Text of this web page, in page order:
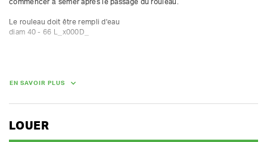
commencer à semer après le passage du rouleau.
Le rouleau doit être rempli d'eau
diam 40 - 66 L_x000D_
EN SAVOIR PLUS
LOUER